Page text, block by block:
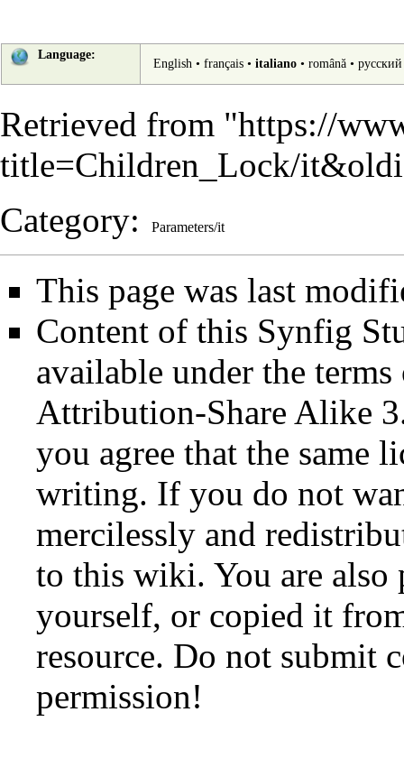
Language:
English• français• italiano• română• русский
Retrieved from "https://
title=Children_Lock/
Category: Parameters/it
This page was last
Content of this Synfig
available under the
Attribution-Share Alike
you agree that the same
writing. If you do not
mercilessly and
to this wiki. You are
yourself, or copied it
resource. Do not submit
permission!